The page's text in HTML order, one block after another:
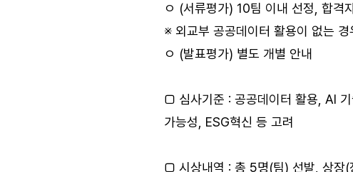
ㅇ (서류평가) 10팀 이내 선정, 합격
※ 외교부 공공데이터 활용이 없는 경
ㅇ (발표평가) 별도 개별 안내
□ 심사기준 : 공공데이터 활용, AI
가능성, ESG혁신 등 고려
□ 시상내역 : 총 5명(팀) 선발, 상장(